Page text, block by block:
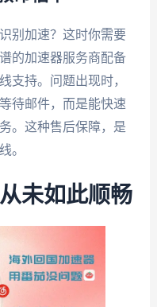
别加速？这时你需要
的加速器服务商配备
支持。问题出现时，
待邮件，而是能快速
。这种售后保障，是
。
未如此顺畅